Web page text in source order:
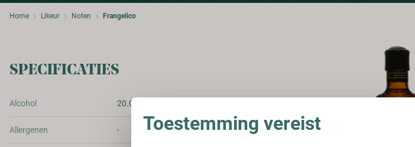
Home Likeur Noten Frangelico
SPECIFICATIES
Alcohol 20.00%
Allergenen - Toestemming vereist